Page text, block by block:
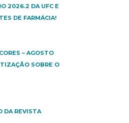
2026.2 DA UFC E
DE FARMÁCIA!
– AGOSTO
SOBRE O
DA REVISTA